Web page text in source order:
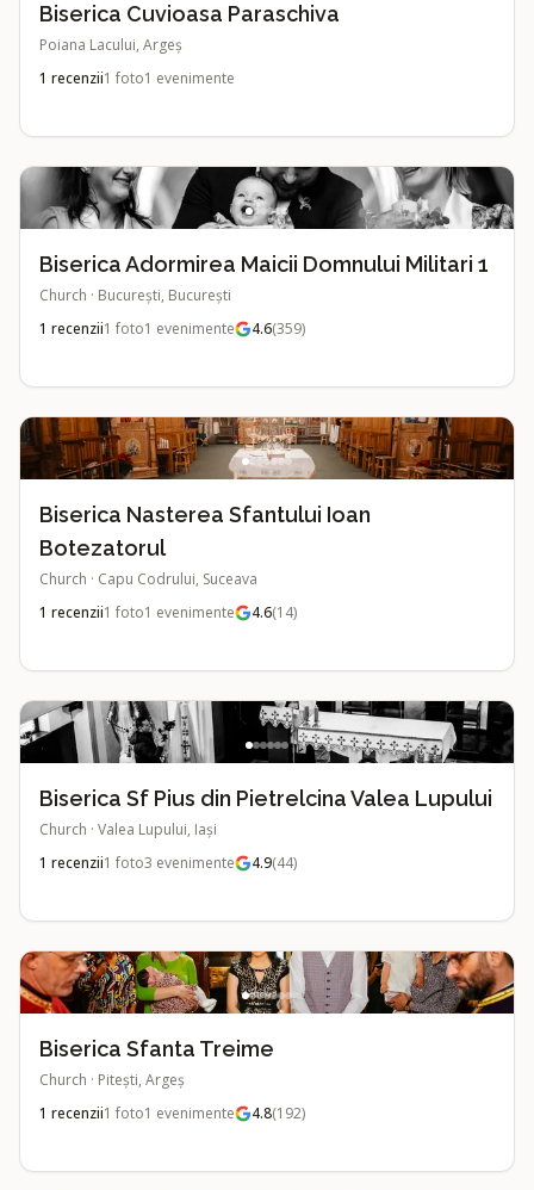
Biserica Cuvioasa Paraschiva
Poiana Lacului, Argeș
1 recenzii1 foto1 evenimente
Biserica Adormirea Maicii Domnului Militari 1
Church · București, București
1 recenzii1 foto1 evenimente 4.6(359)
Biserica Nasterea Sfantului Ioan
Botezatorul
Church · Capu Codrului, Suceava
1 recenzii1 foto1 evenimente 4.6(14)
Biserica Sf Pius din Pietrelcina Valea Lupului
Church · Valea Lupului, Iași
1 recenzii1 foto3 evenimente 4.9(44)
Biserica Sfanta Treime
Church · Pitești, Argeș
1 recenzii1 foto1 evenimente 4.8(192)